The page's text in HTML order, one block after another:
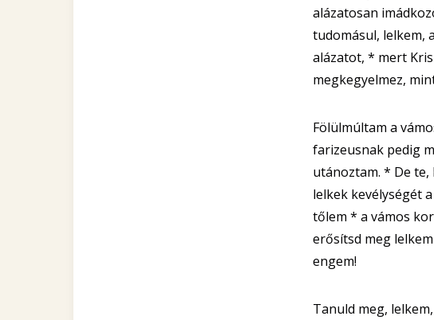
alázatosan
tudomásul, lelkem,
alázatot, * mert
megkegyelmez,
Fölülmúltam a
farizeusnak pedig
utánoztam. * De
lelkek kevélységét
tőlem * a vámos
erősítsd meg
engem!
Tanuld meg,